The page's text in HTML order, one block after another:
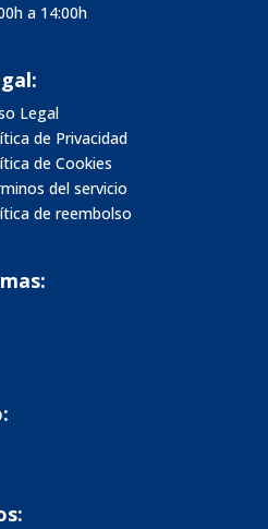
a 14:00h
Legal
de Privacidad
de Cookies
del servicio
de reembolso